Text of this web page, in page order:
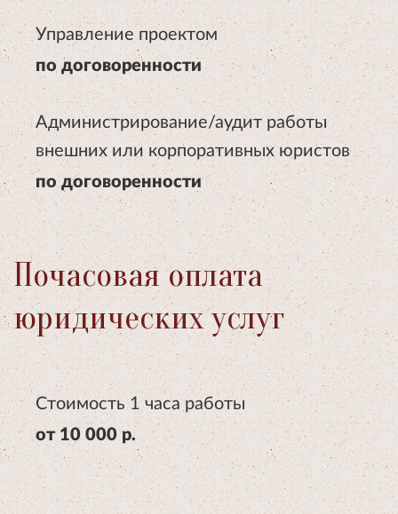
Управление проектом
по договоренности
Администрирование/аудит работы
внешних или корпоративных юристов
по договоренности
Почасовая оплата
юридических услуг
Стоимость 1 часа работы
от 10 000 р.